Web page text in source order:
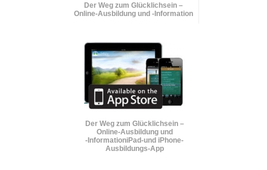
Der Weg zum Glücklichsein –
Online-Ausbildung und -Information
Der Weg zum Glücklichsein –
Online-Ausbildung und
-InformationiPad-und iPhone-
Ausbildungs-App